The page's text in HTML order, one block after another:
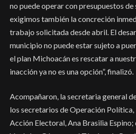
no puede operar con presupuestos
exigimos también la concreción
trabajo solicitada desde abril. El
municipio no puede estar sujeto a
el plan Michoacán es rescatar a
inacción ya no es una opción”, finalizó.
Acompañaron, la secretaria general
los secretarios de Operación Política,
Acción Electoral, Ana Brasilia